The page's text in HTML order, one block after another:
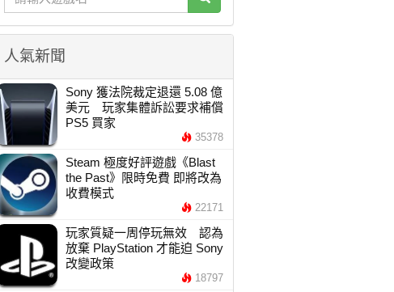
人氣新聞
Sony 獲法院裁定退還 5.08 億
美元 玩家集體訴訟要求補償
PS5 買家
35378
Steam 極度好評遊戲《Blast
the Past》限時免費 即將改為
收費模式
22171
玩家質疑一周停玩無效 認為
放棄 PlayStation 才能迫 Sony
改變政策
18797